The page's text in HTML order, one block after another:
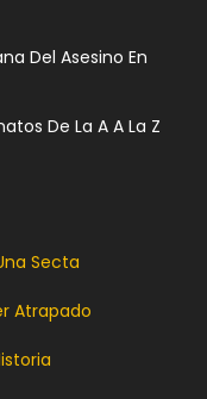
Del Asesino En
De La A A La Z
Secta
Atrapado